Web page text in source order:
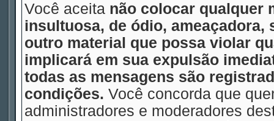
Você aceita não colocar qualquer
insultuosa, de ódio,
outro material que possa violar
implicará em sua expulsão
todas as mensagens são
condições. Você concorda que
administradores e moderadores